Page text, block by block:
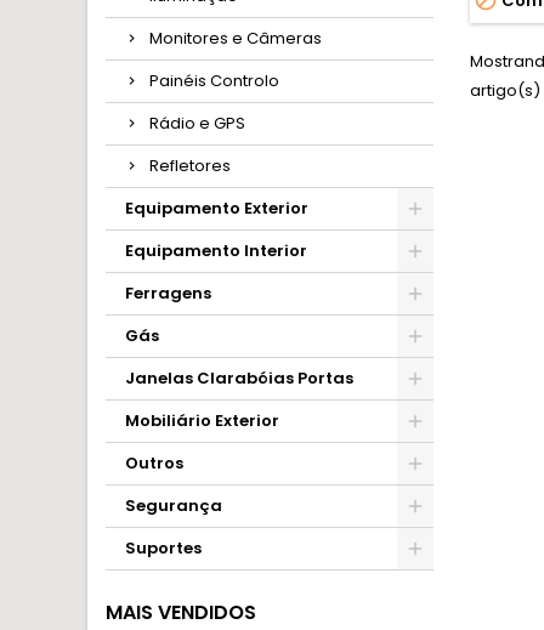
Monitores e Câmeras
Painéis Controlo
Rádio e GPS
Refletores
Equipamento Exterior
Equipamento Interior
Ferragens
Gás
Janelas Clarabóias Portas
Mobiliário Exterior
Outros
Segurança
Suportes
MAIS VENDIDOS
artigo(s)